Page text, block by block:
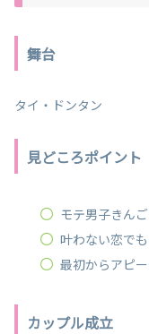
舞台
タイ・ドンタン
見どころポイント
モテ男子きん
叶わない恋で
最初からアピ
カップル成立